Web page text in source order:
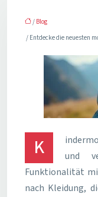
/ Blog
/ Entdecke die neuesten
Kindermode entwickelt sich ständig weiter
und
Funktionalität
nach Kleidung,